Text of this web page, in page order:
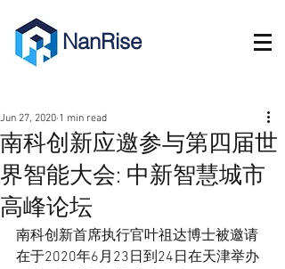
NanRise
南科创新应邀参与第四届世
界智能大会: 中新智慧城市
高峰论坛
Jun 27, 2020 1 min read
南科创新首席执行官叶祖达博士被邀请
在于2020年6月23日到24日在天津举办